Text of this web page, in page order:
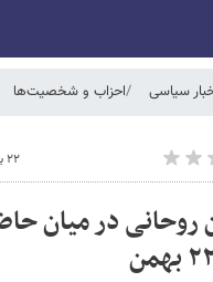
سیاسی احزاب و شخصیت‌ها
۲۲ بهمن ۱۴۰۳ - ۱۰:۴۸
در میان